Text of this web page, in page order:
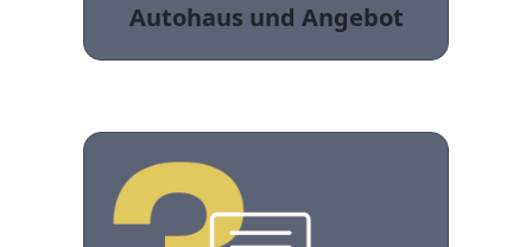
Autohaus und Angebot